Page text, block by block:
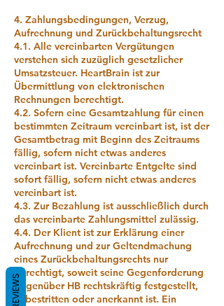
4. Zahlungsbedingungen, Verzug,
Aufrechnung und Zurückbehaltungsrecht
4.1. Alle vereinbarten Vergütungen
verstehen sich zuzüglich gesetzlicher
Umsatzsteuer. HeartBrain ist zur
Übermittlung von elektronischen
Rechnungen berechtigt.
4.2. Sofern eine Gesamtzahlung für einen
bestimmten Zeitraum vereinbart ist, ist der
Gesamtbetrag mit Beginn des Zeitraums
fällig, sofern nicht etwas anderes
vereinbart ist. Vereinbarte Entgelte sind
sofort fällig, sofern nicht etwas anderes
vereinbart ist.
4.3. Zur Bezahlung ist ausschließlich durch
das vereinbarte Zahlungsmittel zulässig.
4.4. Der Klient ist zur Erklärung einer
Aufrechnung und zur Geltendmachung
eines Zurückbehaltungsrechts nur
berechtigt, soweit seine Gegenforderung
gegenüber HB rechtskräftig festgestellt,
unbestritten oder anerkannt ist. Ein
REVIEWS